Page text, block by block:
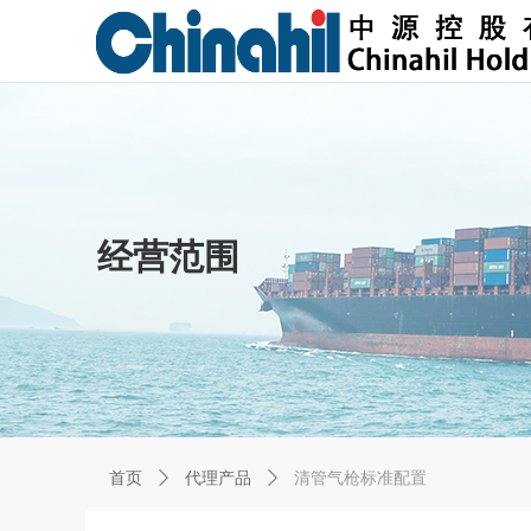
首页 ꄲ 代理产品 ꄲ 清管气枪标准配置
经营范围